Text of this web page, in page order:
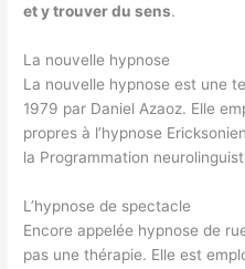
et y trouver du sens.
La nouvelle hypnose
La nouvelle hypnose est une
1979 par Daniel Azaoz. Elle
propres à l’hypnose
la Programmation
L’hypnose de spectacle
Encore appelée hypnose de
pas une thérapie. Elle est